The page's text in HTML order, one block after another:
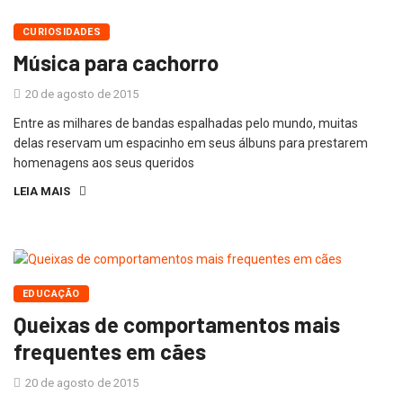
CURIOSIDADES
Música para cachorro
20 de agosto de 2015
Entre as milhares de bandas espalhadas pelo mundo, muitas
delas reservam um espacinho em seus álbuns para prestarem
homenagens aos seus queridos
LEIA MAIS
EDUCAÇÃO
Queixas de comportamentos mais
frequentes em cães
20 de agosto de 2015